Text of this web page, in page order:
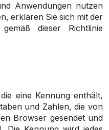
Anwendungen nutzen
erklären Sie sich mit der
dieser Richtlinie
eine Kennung enthält,
und Zahlen, die von
Browser gesendet und